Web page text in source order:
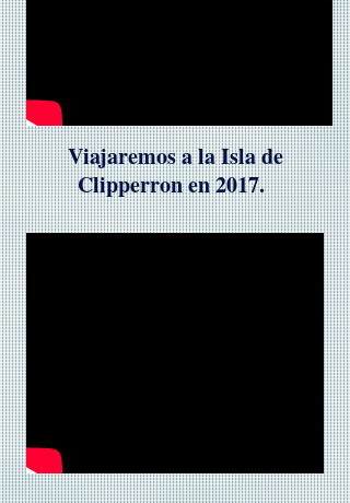
Viajaremos a la Isla de
Clipperron en 2017.